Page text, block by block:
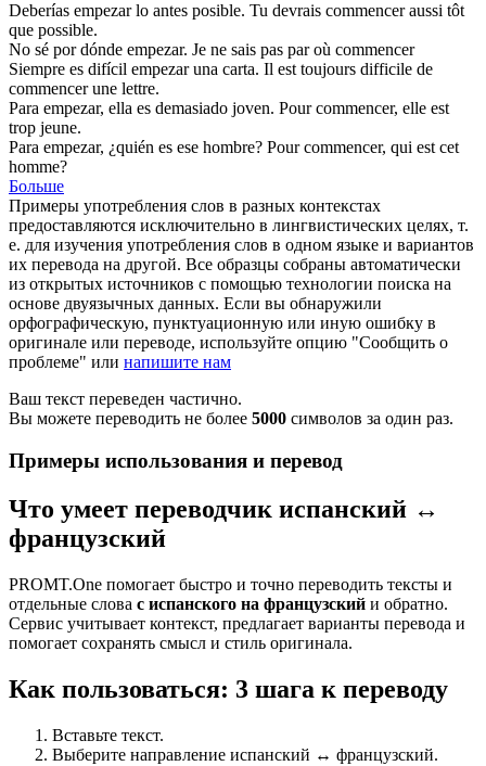
Deberías empezarlo antes posible. Tu devrais commenceraussi tôt
que possible.
No sé por dónde empezar. Je ne sais pas par où commencer
Siempre es difícil empezaruna carta. Il est toujours difficile de
commencerune lettre.
Para empezar, ella es demasiado joven. Pourcommencer, elle est
trop jeune.
Para empezar, ¿quién es ese hombre? Pourcommencer, qui est cet
homme?
Больше
Примеры употребления слов в разных контекстах
предоставляются исключительно в лингвистических целях, т.
е. для изучения употребления слов в одном языке и вариантов
их перевода на другой. Все образцы собраны автоматически
из открытых источников с помощью технологии поиска на
основе двуязычных данных. Если вы обнаружили
орфографическую, пунктуационную или иную ошибку в
оригинале или переводе, используйте опцию "Сообщить о
проблеме" или напишите нам
Ваш текст переведен частично.
Вы можете переводить не более 5000 символов за один раз.
Примеры использования и перевод
Что умеет переводчик испанский ↔
французский
PROMT.One помогает быстро и точно переводить тексты и
отдельные слова с испанского на французский и обратно.
Сервис учитывает контекст, предлагает варианты перевода и
помогает сохранять смысл и стиль оригинала.
Как пользоваться: 3 шага к переводу
Вставьте текст.
Выберите направление испанский ↔ французский.